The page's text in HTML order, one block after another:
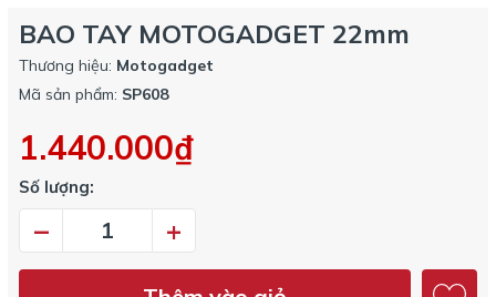
BAO TAY MOTOGADGET 22mm
Thương hiệu: Motogadget
Mã sản phẩm: SP608
1.440.000₫
Số lượng:
– +